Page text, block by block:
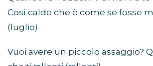
Così caldo che è come se fosse
(luglio)
Vuoi avere un piccolo assaggio?